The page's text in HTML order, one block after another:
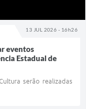
13 JUL 2026 - 16h26
eventos
Estadual de
serão realizadas